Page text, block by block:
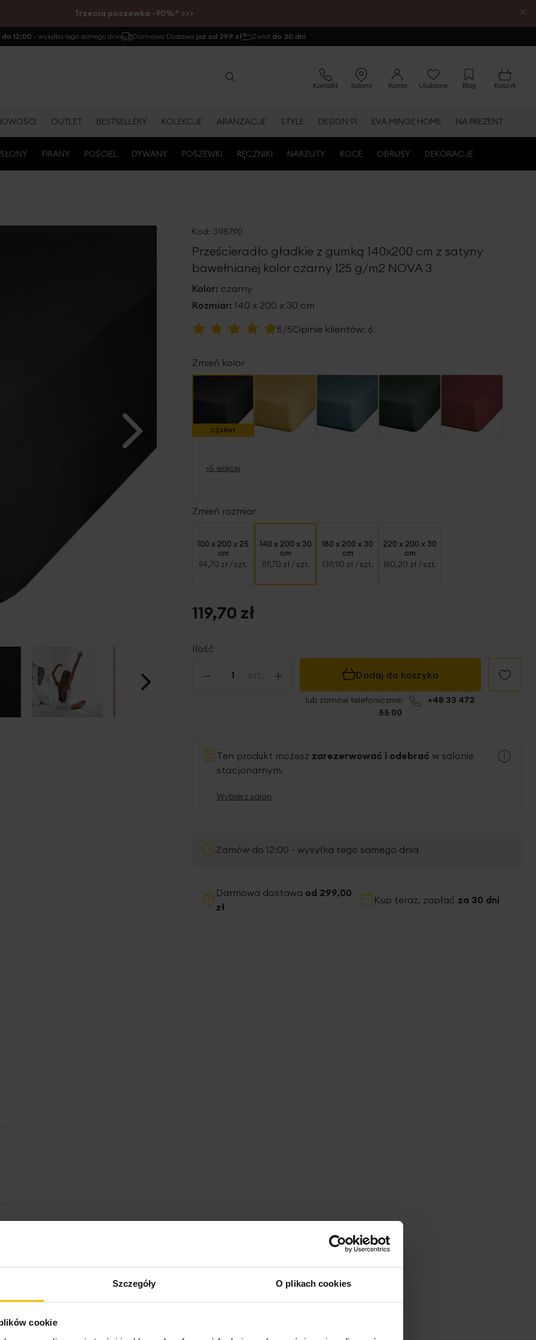
Szczegóły O plikach cookies
cookie
Trzecia poszewka -90%* >>> ×
12:00 - wysyłka tego samego dnia Darmowa Dostawa już od 299 zł Zwrot do 30 dni
Kontakt Salony Konto Ulubione Blog Koszyk
OUTLET BESTSELLERY KOLEKCJE ARANŻACJE STYLE DESIGN 91 EVA MINGE HOME NA PREZENT
FIRANY POŚCIEL DYWANY POSZEWKI RĘCZNIKI NARZUTY KOCE OBRUSY DEKORACJE
Kod: 398790
Prześcieradło gładkie z gumką 140x200 cm z satyny
bawełnianej kolor czarny 125 g/m2 NOVA 3
Kolor: czarny
Rozmiar: 140 x 200 x 30 cm
Ocena:
5/5Opinie klientów: 6
Zmień kolor
CZARNY
+5 więcej
Zmień rozmiar
100 x 200 x 25
cm
94,70 zł / szt.
140 x 200 x 30
cm
119,70 zł / szt.
180 x 200 x 30
cm
139,90 zł / szt.
220 x 200 x 30
cm
160,20 zł / szt.
Ilość
- szt. +
119,70 zł
Dodaj do koszyka
lub zamów telefonicznie:
+48 33 472
55 00
Ten produkt możesz zarezerwować i odebrać w salonie
stacjonarnym.
Wybierz salon
Zamów do 12:00 - wysyłka tego samego dnia
Darmowa dostawa od 299,00
zł
Kup teraz, zapłać za 30 dni